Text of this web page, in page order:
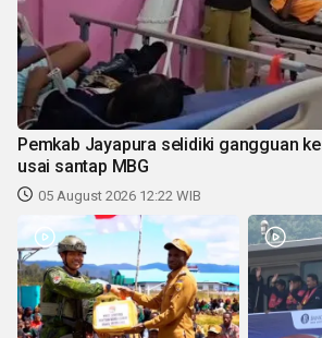
Pemkab Jayapura selidiki gangguan
usai santap MBG
05 August 2026 12:22 WIB